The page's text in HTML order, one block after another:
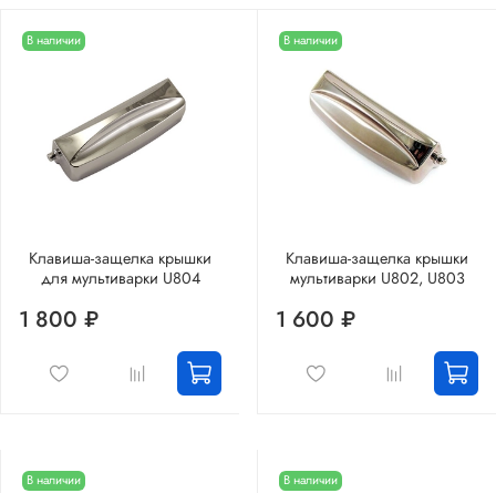
В наличии
Клавиша-защелка крышки
для мультиварки U804
1 800 ₽
В наличии
Клавиша-защелка крышки
мультиварки U802, U803
1 600 ₽
В наличии В наличии